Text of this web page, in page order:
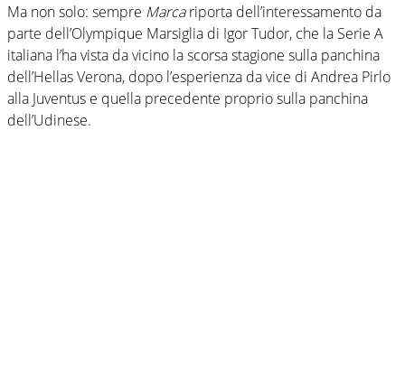
Ma non solo: sempre Marcariporta dell’interessamento da
parte dell’Olympique Marsiglia di Igor Tudor, che la Serie A
italiana l’ha vista da vicino la scorsa stagione sulla panchina
dell’Hellas Verona, dopo l’esperienza da vice di Andrea Pirlo
alla Juventus e quella precedente proprio sulla panchina
dell’Udinese.